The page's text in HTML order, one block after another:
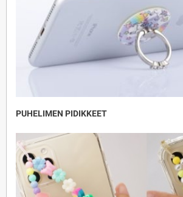
PUHELIMEN PIDIKKEET